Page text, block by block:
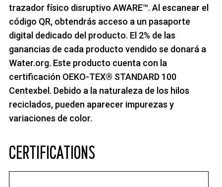
trazador físico disruptivo AWARE™. Al escanear el
código QR, obtendrás acceso a un pasaporte
digital dedicado del producto. El 2% de las
ganancias de cada producto vendido se donará a
Water.org. Este producto cuenta con la
certificación OEKO-TEX® STANDARD 100
Centexbel. Debido a la naturaleza de los hilos
reciclados, pueden aparecer impurezas y
variaciones de color.
CERTIFICATIONS